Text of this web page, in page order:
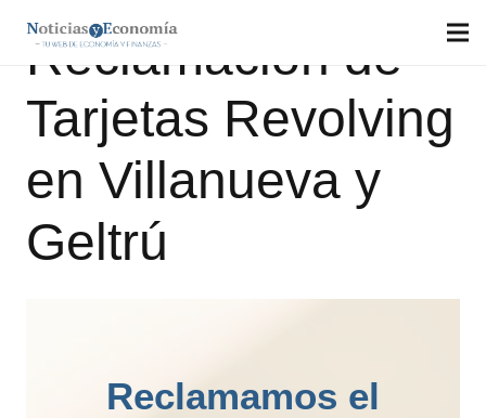
Reclamación de
Tarjetas Revolving
en Villanueva y
Geltrú
Reclamamos el